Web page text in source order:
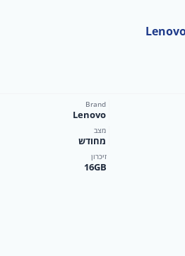
Brand
Lenovo
מצב
מחודש
זיכרון
16GB